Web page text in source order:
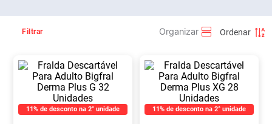
Filtrar
11% de desconto na 2° unidade 11% de desconto na 2° unidade
3º Medley
4º
6º Shampoo
7º Desodorante
8º Pampers Confort Sec